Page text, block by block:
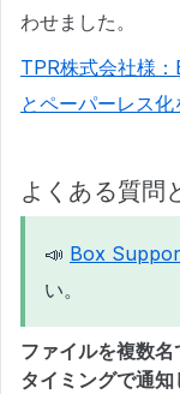
わせました。
TPR株式会社様
とペーパーレス化
よくある質問
📣 Box
い。
ファイルを複数
タイミングで通